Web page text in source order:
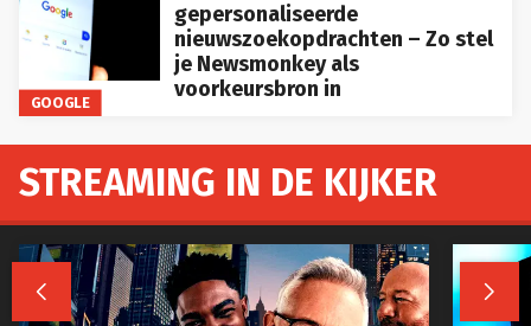
GOOGLE
gepersonaliseerde
nieuwszoekopdrachten – Zo stel
je Newsmonkey als
voorkeursbron in
STREAMING IN DE KIJKER
 